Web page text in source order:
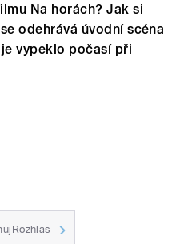
Na horách? Jak si
odehrává úvodní scéna
vypeklo počasí při